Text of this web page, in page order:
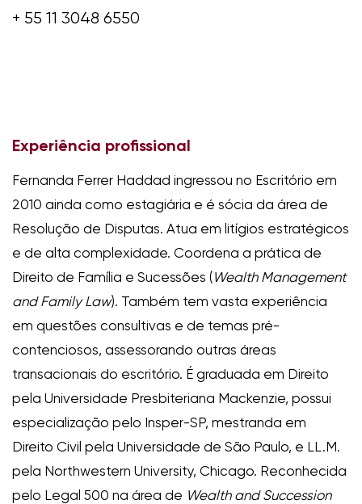
+ 55 11 3048 6550
Experiência profissional
Fernanda Ferrer Haddad ingressou no Escritório em
2010 ainda como estagiária e é sócia da área de
Resolução de Disputas. Atua em litígios estratégicos
e de alta complexidade. Coordena a prática de
Direito de Família e Sucessões (Wealth Management
and Family Law). Também tem vasta experiência
em questões consultivas e de temas pré-
contenciosos, assessorando outras áreas
transacionais do escritório. É graduada em Direito
pela Universidade Presbiteriana Mackenzie, possui
especialização pelo Insper-SP, mestranda em
Direito Civil pela Universidade de São Paulo, e LL.M.
pela Northwestern University, Chicago. Reconhecida
pelo Legal 500 na área de Wealth and Succession